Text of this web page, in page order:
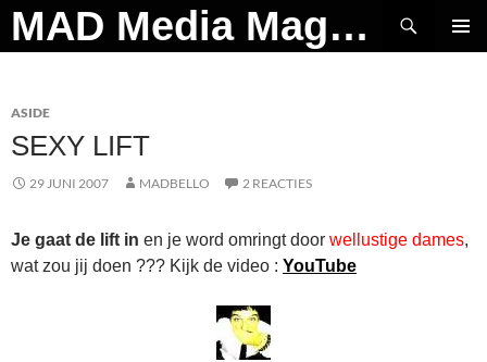
Ga
naar
MAD Media Magazine
Zoeken
ASIDE
SEXY LIFT
29 JUNI 2007 MADBELLO 2 REACTIES
Je gaat de lift in en je word omringt door wellustige dames,
wat zou jij doen ??? Kijk de video : YouTube